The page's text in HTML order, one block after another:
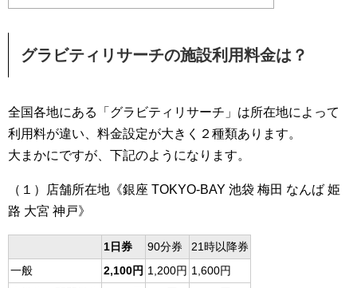
グラビティリサーチの施設利用料金は？
全国各地にある「グラビティリサーチ」は所在地によって
利用料が違い、料金設定が大きく２種類あります。
大まかにですが、下記のようになります。
（１）店舗所在地《銀座 TOKYO-BAY 池袋 梅田 なんば 姫
路 大宮 神戸》
1日券 90分券
21時以降券
一般
2,100円 1,200円 1,600円